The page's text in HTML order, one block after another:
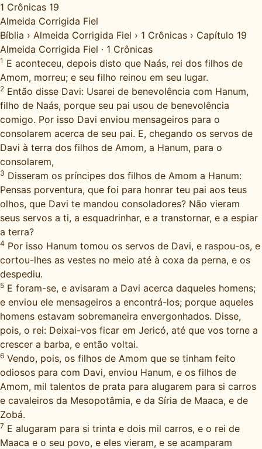
1 Crônicas 19
Almeida Corrigida Fiel
Bíblia › Almeida Corrigida Fiel › 1 Crônicas › Capítulo 19
Almeida Corrigida Fiel · 1 Crônicas
1 E aconteceu, depois disto que Naás, rei dos filhos de
Amom, morreu; e seu filho reinou em seu lugar.
2 Então disse Davi: Usarei de benevolência com Hanum,
filho de Naás, porque seu pai usou de benevolência
comigo. Por isso Davi enviou mensageiros para o
consolarem acerca de seu pai. E, chegando os servos de
Davi à terra dos filhos de Amom, a Hanum, para o
consolarem,
3 Disseram os príncipes dos filhos de Amom a Hanum:
Pensas porventura, que foi para honrar teu pai aos teus
olhos, que Davi te mandou consoladores? Não vieram
seus servos a ti, a esquadrinhar, e a transtornar, e a espiar
a terra?
4 Por isso Hanum tomou os servos de Davi, e raspou-os, e
cortou-lhes as vestes no meio até à coxa da perna, e os
despediu.
5 E foram-se, e avisaram a Davi acerca daqueles homens;
e enviou ele mensageiros a encontrá-los; porque aqueles
homens estavam sobremaneira envergonhados. Disse,
pois, o rei: Deixai-vos ficar em Jericó, até que vos torne a
crescer a barba, e então voltai.
6 Vendo, pois, os filhos de Amom que se tinham feito
odiosos para com Davi, enviou Hanum, e os filhos de
Amom, mil talentos de prata para alugarem para si carros
e cavaleiros da Mesopotâmia, e da Síria de Maaca, e de
Zobá.
7 E alugaram para si trinta e dois mil carros, e o rei de
Maaca e o seu povo, e eles vieram, e se acamparam